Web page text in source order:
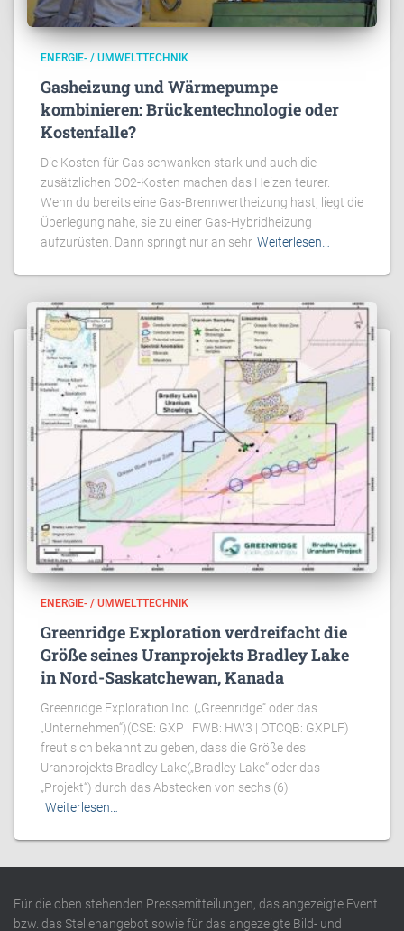
ENERGIE- / UMWELTTECHNIK
Gasheizung und Wärmepumpe
kombinieren: Brückentechnologie oder
Kostenfalle?
Die Kosten für Gas schwanken stark und auch die
zusätzlichen CO2-Kosten machen das Heizen teurer.
Wenn du bereits eine Gas-Brennwertheizung hast, liegt die
Überlegung nahe, sie zu einer Gas-Hybridheizung
aufzurüsten. Dann springt nur an sehr Weiterlesen…
ENERGIE- / UMWELTTECHNIK
Greenridge Exploration verdreifacht die
Größe seines Uranprojekts Bradley Lake
in Nord-Saskatchewan, Kanada
Greenridge Exploration Inc. („Greenridge“ oder das
„Unternehmen“)(CSE: GXP | FWB: HW3 | OTCQB: GXPLF)
freut sich bekannt zu geben, dass die Größe des
Uranprojekts Bradley Lake(„Bradley Lake“ oder das
„Projekt“) durch das Abstecken von sechs (6)
Weiterlesen…
Für die oben stehenden Pressemitteilungen, das angezeigte Event
bzw. das Stellenangebot sowie für das angezeigte Bild- und